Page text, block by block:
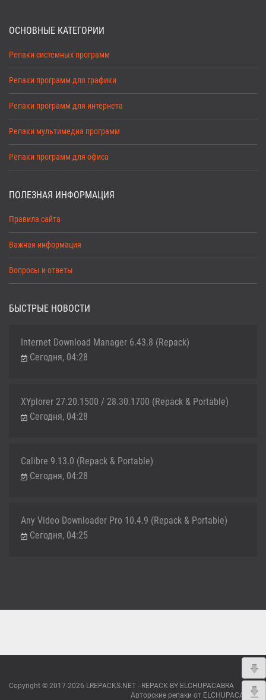
ОСНОВНЫЕ КАТЕГОРИИ
Репаки системных программ
Репаки программ для графики
Репаки программ для интернета
Репаки мультимедиа программ
Репаки программ для офиса
ПОЛЕЗНАЯ ИНФОРМАЦИЯ
Правила сайта
Важная информация
Вопросы и ответы
БЫСТРЫЕ НОВОСТИ
Internet Download Manager 6.43.8 (Repack)
Сегодня, 04:28
XYplorer 27.20.1500 / 28.30.1700 (Repack & Portable)
Сегодня, 04:28
Calibre 9.13.0 (Repack & Portable)
Сегодня, 04:28
Any Video Downloader Pro 10.4.9 (Repack & Portable)
Сегодня, 04:25
Copyright © 2017-2026 LREPACKS.NET - REPACK BY ELCHUPACABRA
Авторские репаки от ELCHUPACABRA